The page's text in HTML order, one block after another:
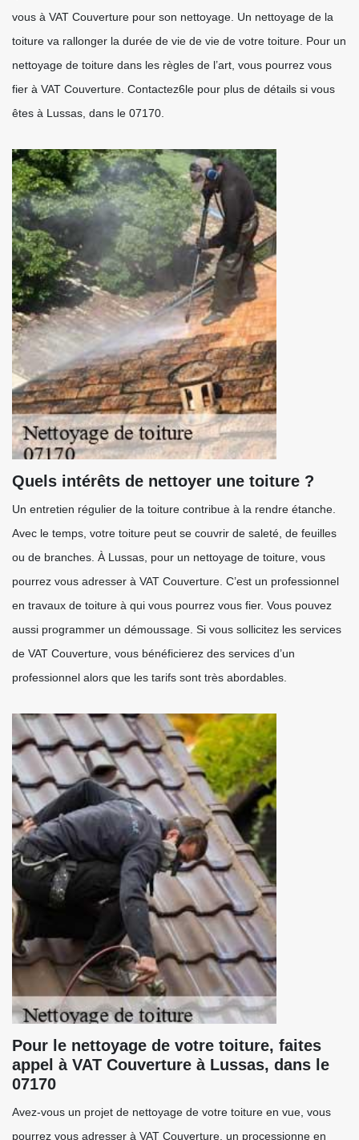
vous à VAT Couverture pour son nettoyage. Un nettoyage de la
toiture va rallonger la durée de vie de vie de votre toiture. Pour un
nettoyage de toiture dans les règles de l’art, vous pourrez vous
fier à VAT Couverture. Contactez6le pour plus de détails si vous
êtes à Lussas, dans le 07170.
Quels intérêts de nettoyer une toiture ?
Un entretien régulier de la toiture contribue à la rendre étanche.
Avec le temps, votre toiture peut se couvrir de saleté, de feuilles
ou de branches. À Lussas, pour un nettoyage de toiture, vous
pourrez vous adresser à VAT Couverture. C’est un professionnel
en travaux de toiture à qui vous pourrez vous fier. Vous pouvez
aussi programmer un démoussage. Si vous sollicitez les services
de VAT Couverture, vous bénéficierez des services d’un
professionnel alors que les tarifs sont très abordables.
Pour le nettoyage de votre toiture, faites
appel à VAT Couverture à Lussas, dans le
07170
Avez-vous un projet de nettoyage de votre toiture en vue, vous
pourrez vous adresser à VAT Couverture, un processionne en